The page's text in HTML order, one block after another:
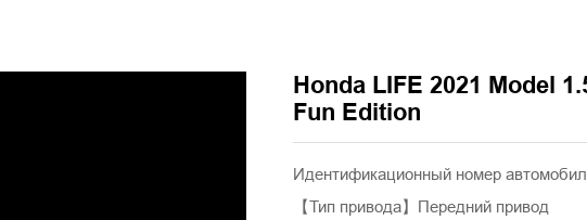
Honda LIFE 2021 Model
Fun Edition
Идентификационный номер
【Тип привода】Передний привод